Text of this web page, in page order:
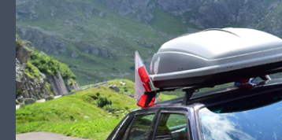
Przejdź do treści